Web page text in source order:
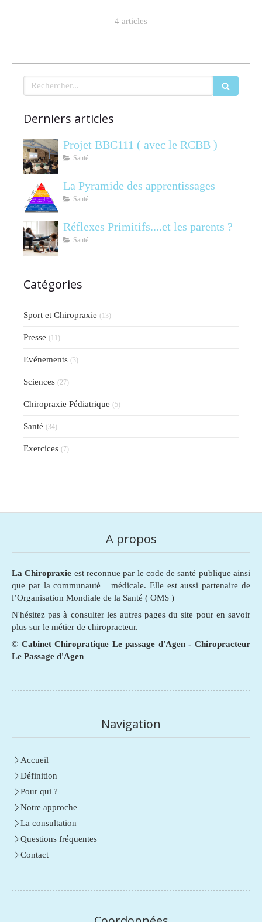
4 articles
Rechercher
Derniers articles
Projet BBC111 ( avec le RCBB )
Santé
La Pyramide des apprentissages
Santé
Réflexes Primitifs....et les parents ?
Santé
Catégories
Sport et Chiropraxie (13)
Presse (11)
Evénements (3)
Sciences (27)
Chiropraxie Pédiatrique (5)
Santé (34)
Exercices (7)
A propos
La Chiropraxie est reconnue par le code de santé publique ainsi
que par la communauté médicale. Elle est aussi partenaire de
l’Organisation Mondiale de la Santé ( OMS )
N'hésitez pas à consulter les autres pages du site pour en savoir
plus sur le métier de chiropracteur.
© Cabinet Chiropratique Le passage d'Agen - Chiropracteur
Le Passage d'Agen
Navigation
Accueil
Définition
Pour qui ?
Notre approche
La consultation
Questions fréquentes
Contact